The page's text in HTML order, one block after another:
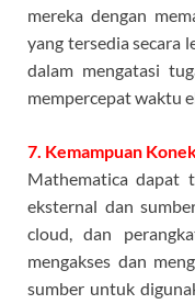
mereka dengan
yang tersedia secara
dalam mengatasi
mempercepat waktu
7. Kemampuan
Mathematica dapat
eksternal dan
cloud, dan
mengakses dan
sumber untuk